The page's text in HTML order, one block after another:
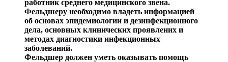
работник среднего медицинского звена.
Фельдшеру необходимо владеть информацией
об основах эпидемиологии и дезинфекционного
дела, основных клинических проявлених и
методах диагностики инфекционных
заболеваний.
Фельдшер должен уметь оказывать помощь